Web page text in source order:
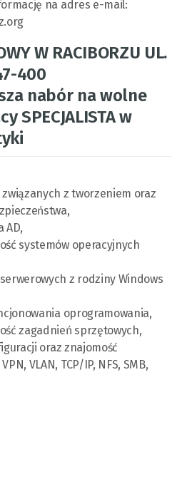
na adres e-mail:
W RACIBORZU UL.
400
nabór na wolne
SPECJALISTA w
z tworzeniem oraz
AD,
systemów operacyjnych
z rodziny Windows
oprogramowania,
zagadnień sprzętowych,
oraz znajomość
VLAN, TCP/IP, NFS, SMB,